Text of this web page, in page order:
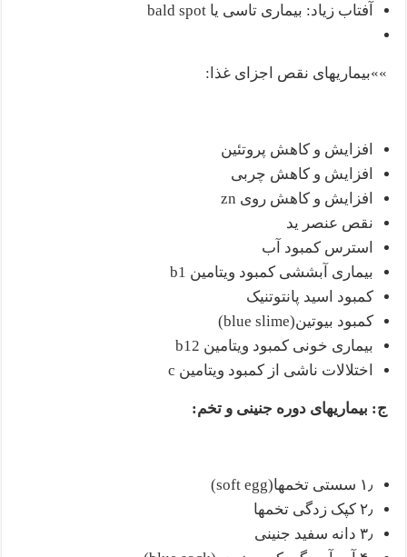
آفتاب زیاد: بیماری تاسی یا bald spot
»»بیماریهای نقص اجزای غذا:
افزایش و کاهش پروتئین
افزایش و کاهش چربی
افزایش و کاهش روی zn
نقص عنصر ید
استرس کمبود آب
بیماری آبششی کمبود ویتامین b1
کمبود اسید پانتوتنیک
کمبود بیوتین(blue slime)
بیماری خونی کمبود ویتامین b12
اختلالات ناشی از کمبود ویتامین c
ج: بیماریهای دوره جنینی و تخم:
۱٫ سستی تخمها(soft egg)
۲٫ کپک زدگی تخمها
۳٫ دانه سفید جنینی